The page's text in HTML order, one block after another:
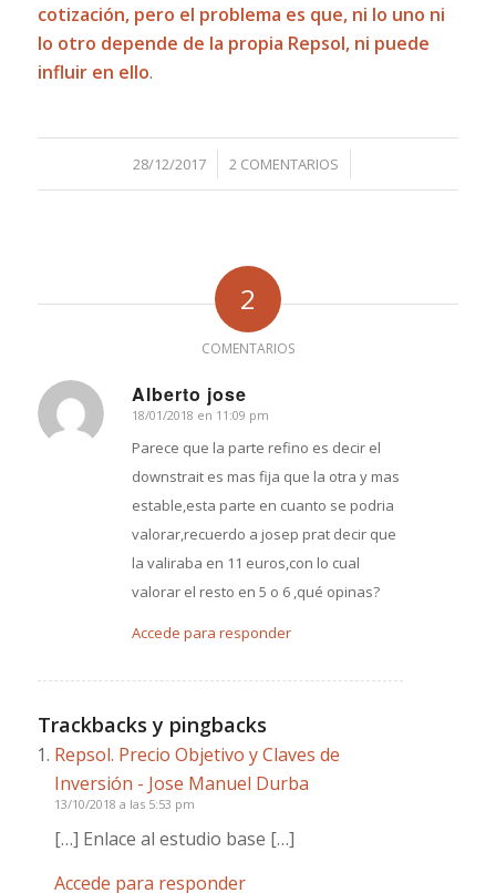
cotización, pero el problema es que, ni lo uno ni
lo otro depende de la propia Repsol, ni puede
influir en ello.
28/12/2017
/ 2 COMENTARIOS
/
2
COMENTARIOS
Alberto jose
Dice:
18/01/2018 en 11:09 pm
Parece que la parte refino es decir el
downstrait es mas fija que la otra y mas
estable,esta parte en cuanto se podria
valorar,recuerdo a josep prat decir que
la valiraba en 11 euros,con lo cual
valorar el resto en 5 o 6 ,qué opinas?
Accede para responder
Trackbacks y pingbacks
Repsol. Precio Objetivo y Claves de
Inversión - Jose Manuel Durba
13/10/2018 a las 5:53 pm
[…] Enlace al estudio base […]
Accede para responder